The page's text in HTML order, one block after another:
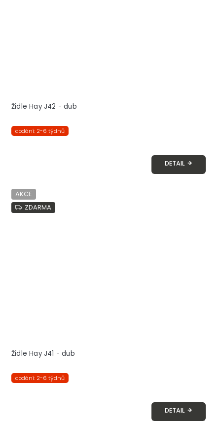
Židle Hay J42 - dub
dodání: 2-6 týdnů
DETAIL
AKCE
ZDARMA
Židle Hay J41 - dub
dodání: 2-6 týdnů
DETAIL